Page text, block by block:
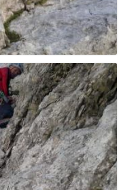
a
v
i
g